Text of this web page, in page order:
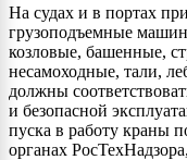
На судах и в портах
грузоподъемные
козловые, башенные,
несамоходные, тали,
должны
и безопасной
пуска в работу краны
органах